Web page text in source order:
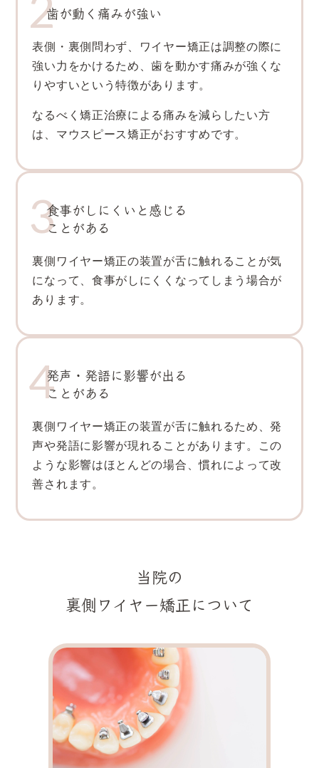
歯が動く痛みが強い
表側・裏側問わず、ワイヤー矯正は調整の際に
強い力をかけるため、歯を動かす痛みが強くな
りやすいという特徴があります。
なるべく矯正治療による痛みを減らしたい方
は、マウスピース矯正がおすすめです。
食事がしにくいと感じる
ことがある
裏側ワイヤー矯正の装置が舌に触れることが気
になって、食事がしにくくなってしまう場合が
あります。
発声・発語に影響が出る
ことがある
裏側ワイヤー矯正の装置が舌に触れるため、発
声や発語に影響が現れることがあります。この
ような影響はほとんどの場合、慣れによって改
善されます。
当院の
裏側ワイヤー矯正について